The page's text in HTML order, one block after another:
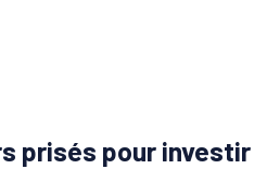
prisés pour investir